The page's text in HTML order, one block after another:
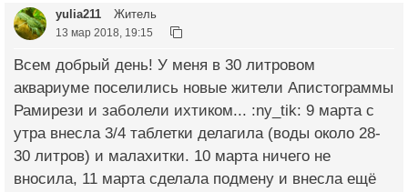
yulia211 Житель
13 мар 2018, 19:15
Всем добрый день! У меня в 30 литровом
аквариуме поселились новые жители Апистограммы
Рамирези и заболели ихтиком... :ny_tik: 9 марта с
утра внесла 3/4 таблетки делагила (воды около 28-
30 литров) и малахитки. 10 марта ничего не
вносила, 11 марта сделала подмену и внесла ещё